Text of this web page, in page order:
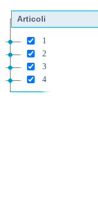
Articoli
1
2
3
4